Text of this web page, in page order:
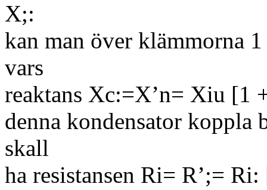
X;:
kan man över klämmorna
vars
reaktans Xc:=X’n= Xiu [1
denna kondensator koppla
skall
ha resistansen Ri= R’;=